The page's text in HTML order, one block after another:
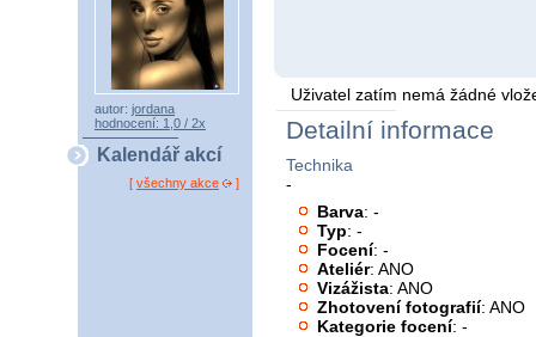
autor: jordana
hodnocení: 1,0 / 2x
Kalendář akcí
[ všechny akce ]
Uživatel zatím nemá žádné
Detailní informace
Technika
-
Barva: -
Typ: -
Focení: -
Ateliér: ANO
Vizážista: ANO
Zhotovení fotografií: ANO
Kategorie focení: -